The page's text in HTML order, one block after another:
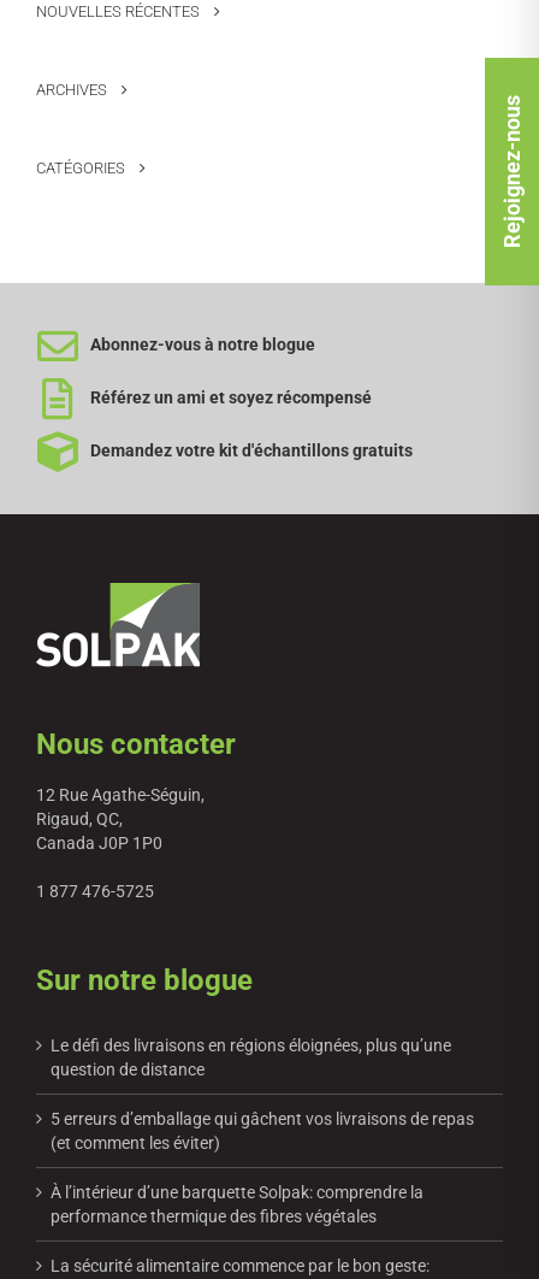
NOUVELLES RÉCENTES
ARCHIVES
CATÉGORIES Rejoignez-nous
Abonnez-vous à notre blogue
Référez un ami et soyez récompensé
Demandez votre kit d'échantillons gratuits
Nous contacter
12 Rue Agathe-Séguin,
Rigaud, QC,
Canada J0P 1P0
1 877 476-5725
Sur notre blogue
Le défi des livraisons en régions éloignées, plus qu’une
question de distance
5 erreurs d’emballage qui gâchent vos livraisons de repas
(et comment les éviter)
À l’intérieur d’une barquette Solpak: comprendre la
performance thermique des fibres végétales
La sécurité alimentaire commence par le bon geste: